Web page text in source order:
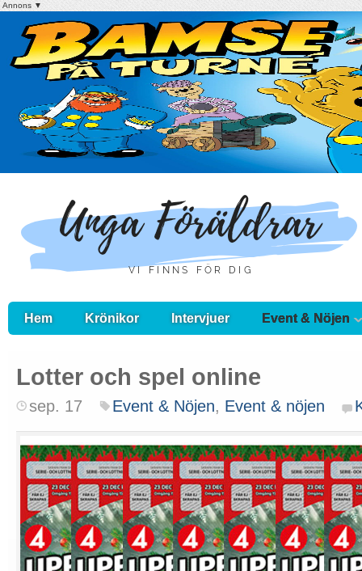
Annons ▼
Hem Krönikor Intervjuer Event & Nöjen
Lotter och spel online
sep. 17 Event & Nöjen, Event & nöjen